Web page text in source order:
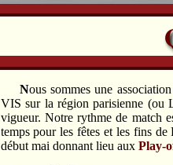
Nous sommes une
VIS sur la région parisienne (ou
vigueur. Notre rythme de match
temps pour les fêtes et les fins de
début mai donnant lieu aux Play-